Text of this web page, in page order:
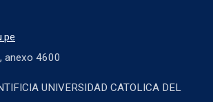
anexo 4600
UNIVERSIDAD CATOLICA DEL